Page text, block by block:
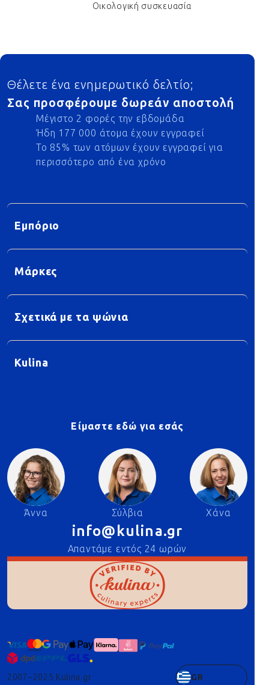
Οικολογική συσκευασία
Footer
Θέλετε ένα ενημερωτικό δελτίο;
Σας προσφέρουμε δωρεάν αποστολή
Μέγιστο 2 φορές την εβδομάδα
Ήδη 177 000 άτομα έχουν εγγραφεί
Το 85% των ατόμων έχουν εγγραφεί για
περισσότερο από ένα χρόνο
Εμπόριο
Μάρκες
Σχετικά με τα ψώνια
Kulina
Είμαστε εδώ για εσάς
Άννα Σύλβια Χάνα
info@kulina.gr
Απαντάμε εντός 24 ωρών
2007–2025 Kulina.gr GR